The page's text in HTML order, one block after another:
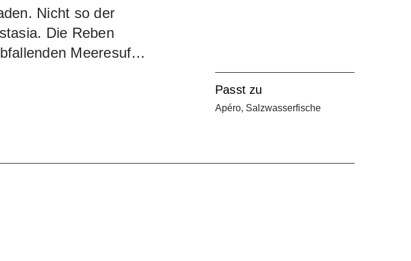
Nicht so der
Die Reben
Meeresufer
nicht allzu heiss
dessen Ursprung
auch seine
Passt zu
Apéro, Salzwasserfische